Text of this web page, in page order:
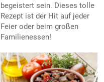
begeistert sein. Dieses tolle
Rezept ist der Hit auf jeder
Feier oder beim großen
Familienessen!